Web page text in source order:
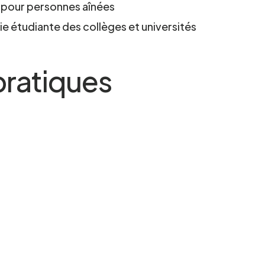
personnes aînées
étudiante des collèges et universités